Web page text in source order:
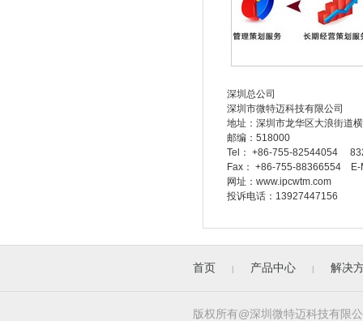
深圳总公司
深圳市微特迈科技有限公司
地址：深圳市龙华区大浪街道
邮编：518000
Tel： +86-755-82544054
Fax： +86-755-88366554 E-
网址：www.ipcwtm.com
投诉电话：13927447156
首页 | 产品中心 | 解决
版权所有@深圳微特迈科技有